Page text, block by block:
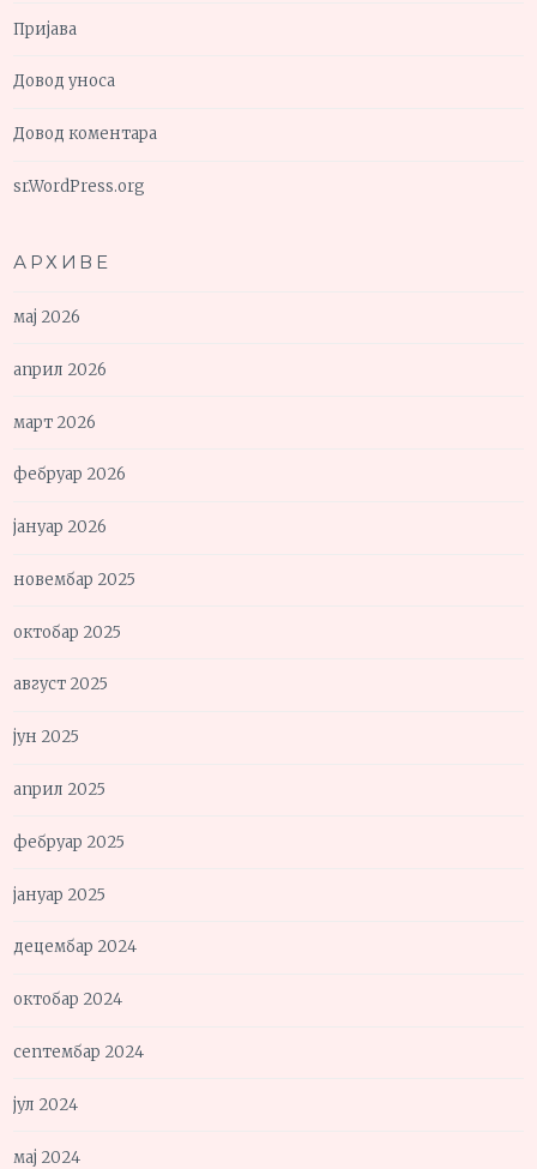
Пријава
Довод уноса
Довод коментара
sr.WordPress.org
АРХИВЕ
мај 2026
април 2026
март 2026
фебруар 2026
јануар 2026
новембар 2025
октобар 2025
август 2025
јун 2025
април 2025
фебруар 2025
јануар 2025
децембар 2024
октобар 2024
септембар 2024
јул 2024
мај 2024